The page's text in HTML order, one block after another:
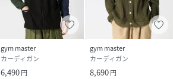
gym master
カーディガン
6,490円
gym master
カーディガン
8,690円